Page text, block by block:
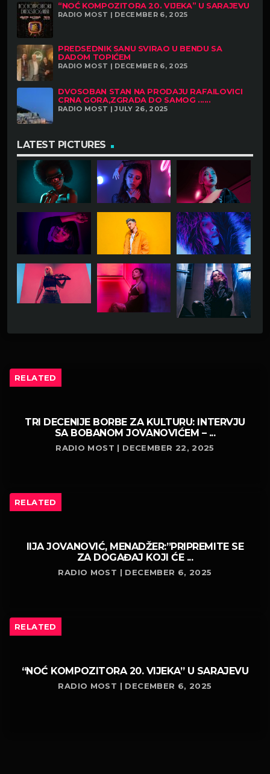
“NOĆ KOMPOZITORA 20. VIJEKA” U SARAJEVU
RADIO MOST | DECEMBER 6, 2025
PREDSEDNIK SANU SVIRAO U BENDU SA
DADOM TOPIĆEM
RADIO MOST | DECEMBER 6, 2025
DVOSOBAN STAN NA PRODAJU RAFAILOVICI
CRNA GORA,ZGRADA DO SAMOG ......
RADIO MOST | JULY 26, 2025
LATEST PICTURES
RELATED
TRI DECENIJE BORBE ZA KULTURU: INTERVJU
SA BOBANOM JOVANOVIĆEM – ...
RADIO MOST | DECEMBER 22, 2025
RELATED
IIJA JOVANOVIĆ, MENADŽER:”PRIPREMITE SE
ZA DOGAĐAJ KOJI ĆE ...
RADIO MOST | DECEMBER 6, 2025
RELATED
“NOĆ KOMPOZITORA 20. VIJEKA” U SARAJEVU
RADIO MOST | DECEMBER 6, 2025